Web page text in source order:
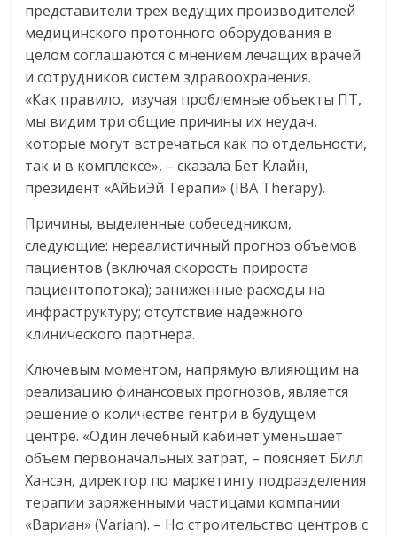
представители трех ведущих производителей
медицинского протонного оборудования в
целом соглашаются с мнением лечащих врачей
и сотрудников систем здравоохранения.
«Как правило, изучая проблемные объекты ПТ,
мы видим три общие причины их неудач,
которые могут встречаться как по отдельности,
так и в комплексе», – сказала Бет Клайн,
президент «АйБиЭй Терапи» (IBA Therapy).
Причины, выделенные собеседником,
следующие: нереалистичный прогноз объемов
пациентов (включая скорость прироста
пациентопотока); заниженные расходы на
инфраструктуру; отсутствие надежного
клинического партнера.
Ключевым моментом, напрямую влияющим на
реализацию финансовых прогнозов, является
решение о количестве гентри в будущем
центре. «Один лечебный кабинет уменьшает
объем первоначальных затрат, – поясняет Билл
Хансэн, директор по маркетингу подразделения
терапии заряженными частицами компании
«Вариан» (Varian). – Но строительство центров с